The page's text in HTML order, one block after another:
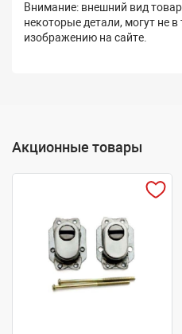
Внимание: внешний вид
некоторые детали, могут не
изображению на сайте.
Акционные товары